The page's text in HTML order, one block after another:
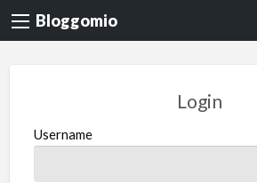
Bloggomio
Login
Username